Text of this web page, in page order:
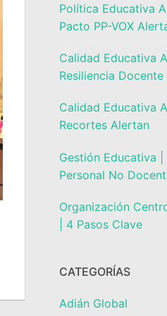
Política Educativa
Pacto PP-VOX
Calidad Educativa
Resiliencia Docente
Calidad Educativa
Recortes Alertan
Gestión Educativa
Personal No
Organización
| 4 Pasos Clave
CATEGORÍAS
Adián Global